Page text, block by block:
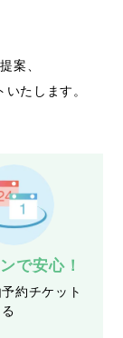
案、
たします。
で安心！
約チケット